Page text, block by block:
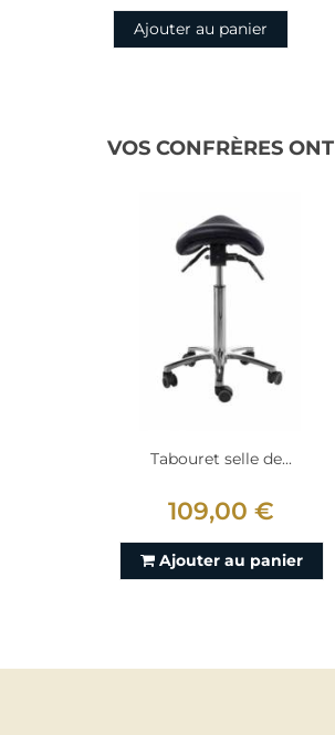
Ajouter au panier
VOS CONFRÈRES
Tabouret selle de...
109,00 €
Ajouter au panier